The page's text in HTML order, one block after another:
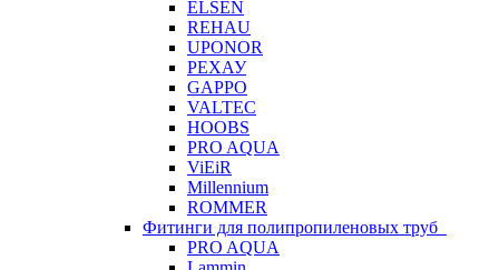
ELSEN
REHAU
UPONOR
РЕХАУ
GAPPO
VALTEC
HOOBS
PRO AQUA
ViEiR
Millennium
ROMMER
Фитинги для полипропиленовых труб
PRO AQUA